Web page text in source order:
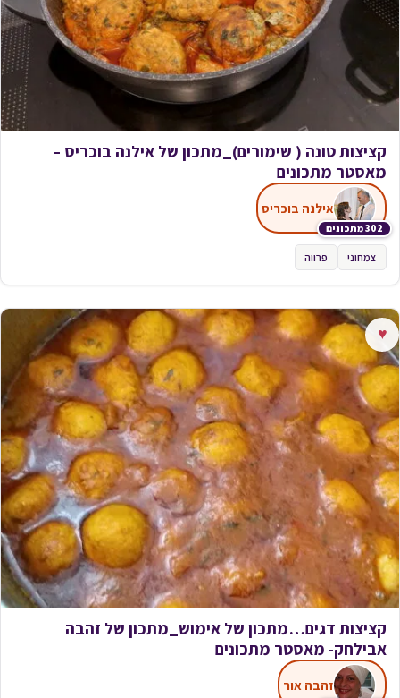
קציצות טונה ( שימורים)_מתכון של אילנה בוכריס –
מאסטר מתכונים
302 מתכונים
אילנה בוכריס
צמחוני פרווה
♥
קציצות דגים…מתכון של אימוש_מתכון של זהבה
אבילחק- מאסטר מתכונים
זהבה אור